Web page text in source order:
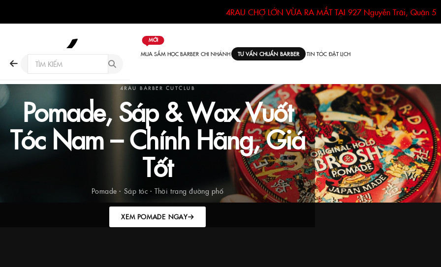
4RAU CHỢ LỚN VỪA RA MẮT TẠI 927 Nguyễn Trãi, Quận 5
MUA SẮM
MỚI
HỌC BARBER CHI NHÁNH TƯ VẤN CHUẨN BARBER TIN TÓC ĐẶT LỊCH
4RAU BARBER CUTCLUB
Pomade, Sáp & Wax Vuốt
Tóc Nam – Chính Hãng, Giá
Tốt
Pomade · Sáp tóc · Thời trang đường phố
XEM POMADE NGAY